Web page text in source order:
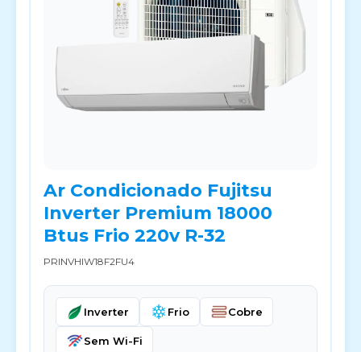
Ar Condicionado Fujitsu
Inverter Premium 18000
Btus Frio 220v R-32
PRINVHIW18F2FU4
Inverter Frio Cobre
Sem Wi-Fi